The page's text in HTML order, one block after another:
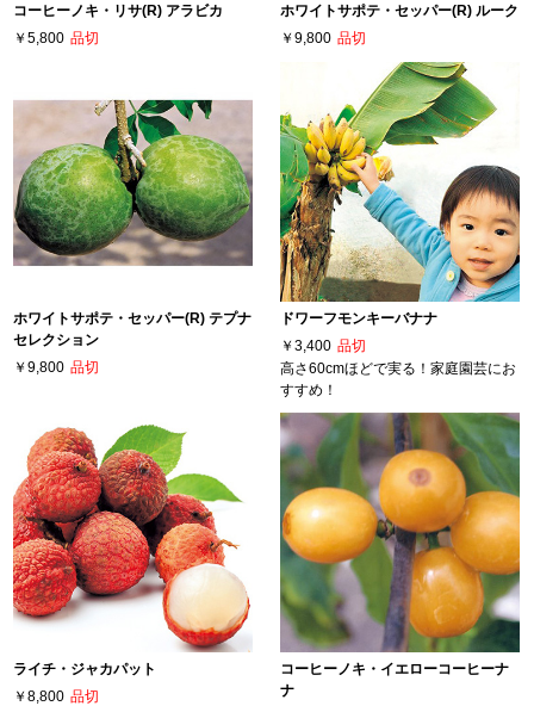
コーヒーノキ・リサ(R) アラビカ
￥5,800 品切
ホワイトサポテ・セッパー(R) ルーク
￥9,800 品切
ホワイトサポテ・セッパー(R) テプナ
セレクション
￥9,800 品切
ドワーフモンキーバナナ
￥3,400 品切
高さ60cmほどで実る！家庭園芸にお
すすめ！
ライチ・ジャカパット
￥8,800 品切
コーヒーノキ・イエローコーヒーナ
ナ